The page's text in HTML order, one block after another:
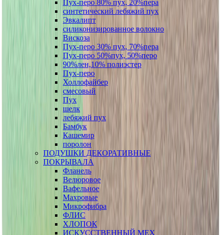
Пух-перо 80% пух, 20%пера
синтетический лебяжий пух
Эвкалипт
силиконизированное волокно
Вискоза
Пух-перо 30% пух, 70%пера
Пух-перо 50%пух, 50%перо
90%лен,10% полиэстер
Пух-перо
Холлофайбер
смесовый
Пух
шелк
лебяжий пух
Бамбук
Кашемир
поролон
ПОДУШКИ ДЕКОРАТИВНЫЕ
ПОКРЫВАЛА
Фланель
Велюровое
Вафельное
Махровые
Микрофибра
ФЛИС
ХЛОПОК
ИСКУССТВЕННЫЙ МЕХ